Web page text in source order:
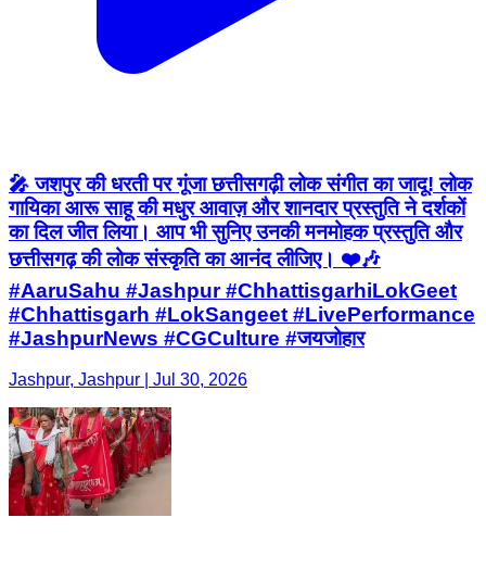
🎤 जशपुर की धरती पर गूंजा छत्तीसगढ़ी लोक संगीत का जादू! लोक
गायिका आरू साहू की मधुर आवाज़ और शानदार प्रस्तुति ने दर्शकों
का दिल जीत लिया। आप भी सुनिए उनकी मनमोहक प्रस्तुति और
छत्तीसगढ़ की लोक संस्कृति का आनंद लीजिए। ❤️🎶
#AaruSahu #Jashpur #ChhattisgarhiLokGeet
#Chhattisgarh #LokSangeet #LivePerformance
#JashpurNews #CGCulture #जयजोहार
Jashpur, Jashpur | Jul 30, 2026